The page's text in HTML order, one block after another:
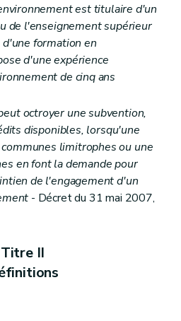
de substitution
relative à la décision
d'accompagnement
dans le cadre du développement durable
sur l'état de l'environnement wallon
est titulaire d'un
de l'enseignement supérieur
formation en
d'une expérience
de cinq ans
octroyer une subvention,
disponibles, lorsqu'une
limitrophes ou une
en font la demande pour
de l'engagement d'un
- Décret du 31 mai 2007,
Titre II